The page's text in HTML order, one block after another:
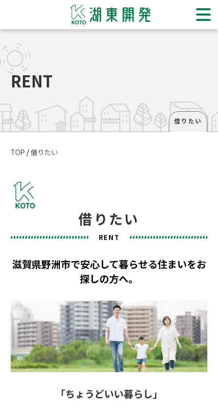
ホーム
住み替えをご検討の方
買いたい
退去・解約手続き
貸したい
SKC Shiga
リフォーム・リノベーション
お知らせ
採用情報
よくある質問
Instagram
RENT
借りたい
TOP 借りたい
借りたい
RENT
滋賀県野洲市で安心して暮らせる住まいをお
探しの方へ。
「ちょうどいい暮らし」